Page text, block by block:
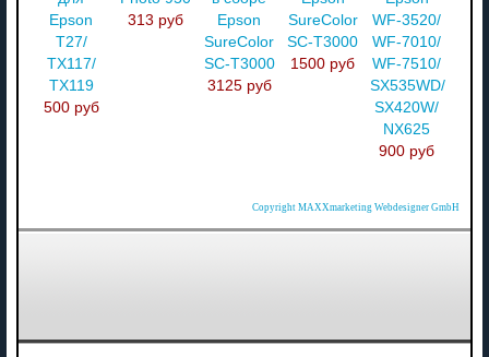
Epson
T27/
TX117/
TX119
500 руб
313 руб
Epson
SureColor
SC-T3000
3125 руб
SureColor
SC-T3000
1500 руб
WF-3520/
WF-7010/
WF-7510/
SX535WD/
SX420W/
NX625
900 руб
Copyright MAXXmarketing Webdesigner GmbH